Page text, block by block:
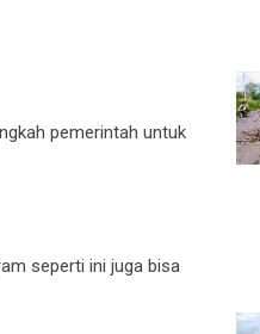
pemerintah untuk
seperti ini juga bisa